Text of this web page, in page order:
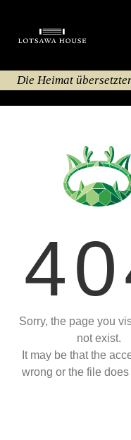
Die Heimat
Sorry, the page you
not exist.
It may be that the
wrong or the file does